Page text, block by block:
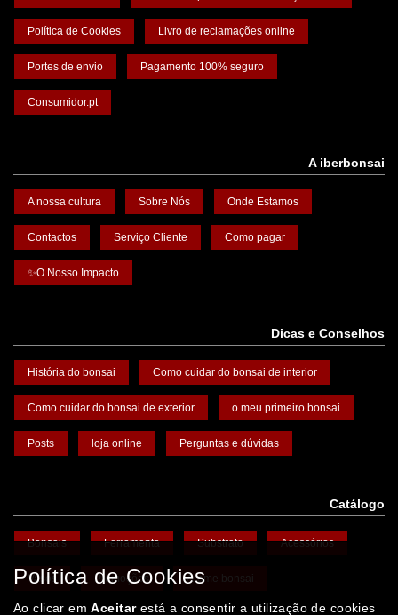
Política de Cookies Livro de reclamações online
Portes de envio Pagamento 100% seguro
Consumidor.pt
A iberbonsai
A nossa cultura Sobre Nós Onde Estamos
Contactos Serviço Cliente Como pagar
✨O Nosso Impacto
Dicas e Conselhos
História do bonsai Como cuidar do bonsai de interior
Como cuidar do bonsai de exterior o meu primeiro bonsai
Posts loja online Perguntas e dúvidas
Catálogo
Bonsais Ferramenta Substrato Acessórios
Vasos Promoções Arame bonsai
Política de Cookies
Ao clicar emAceitarestá a consentir a utilização de cookies